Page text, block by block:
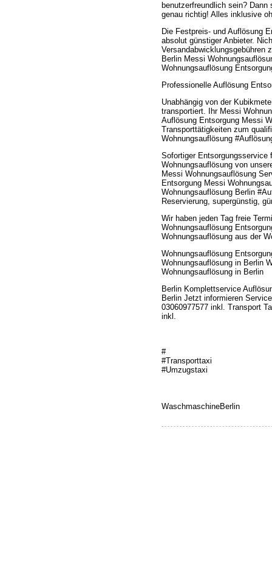
benutzerfreundlich sein? Dann
genau richtig! Alles inklusive
Die Festpreis- und Auflösung
absolut günstiger Anbieter.
Versandabwicklungsgebühren
Berlin Messi
Wohnungsauflösung
Professionelle Auflösung
Unabhängig von der
transportiert. Ihr Messi
Auflösung Entsorgung Messi
Transporttätigkeiten zum
Wohnungsauflösung
Sofortiger Entsorgungsservice
Wohnungsauflösung von
Messi Wohnungsauflösung
Entsorgung Messi
Wohnungsauflösung Berlin
Reservierung, supergünstig,
Wir haben jeden Tag freie
Wohnungsauflösung
Wohnungsauflösung aus der
Wohnungsauflösung
Wohnungsauflösung in Berlin
Wohnungsauflösung in Berlin
Berlin Komplettservice
Berlin Jetzt informieren
03060977577 inkl. Transport
inkl.
#
#Transporttaxi
#Umzugstaxi
WaschmaschineBerlin